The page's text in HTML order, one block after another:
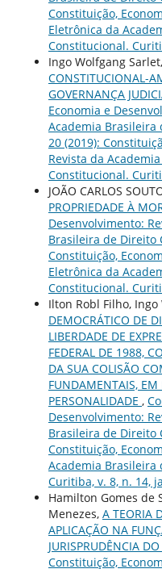
Constituição,
Eletrônica da
Constitucional.
Ingo Wolfgang
CONSTITUCIONAL-
GOVERNANÇA
Economia e
Academia Brasileira
20 (2019):
Revista da
Constitucional.
JOÃO CARLOS
PROPRIEDADE À
Desenvolvimento:
Brasileira de Direito
Constituição,
Eletrônica da
Constitucional.
Ilton Robl Filho,
DEMOCRÁTICO DE
LIBERDADE DE
FEDERAL DE 1988,
DA SUA COLISÃO
FUNDAMENTAIS, EM
PERSONALIDADE ,
Desenvolvimento:
Brasileira de Direito
Constituição,
Academia Brasileira
Curitiba, v. 8, n. 14,
Hamilton Gomes de
Menezes, A TEORIA
APLICAÇÃO NA
JURISPRUDÊNCIA
Constituição,